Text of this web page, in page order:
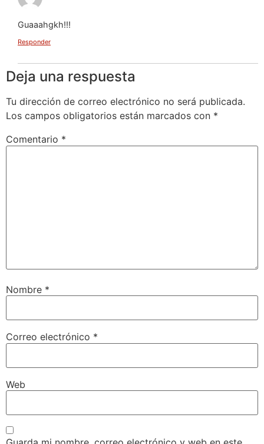
Guaaahgkh!!!
Responder
Deja una respuesta
Tu dirección de correo electrónico no será publicada.
Los campos obligatorios están marcados con *
Comentario *
Nombre *
Correo electrónico *
Web